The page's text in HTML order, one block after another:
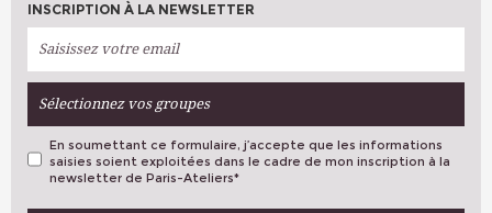
INSCRIPTION À LA NEWSLETTER
Sélectionnez vos groupes
VOS PRÉFÉRENCES
En soumettant ce formulaire, j’accepte que les informations
saisies soient exploitées dans le cadre de mon inscription à la
newsletter de Paris-Ateliers*